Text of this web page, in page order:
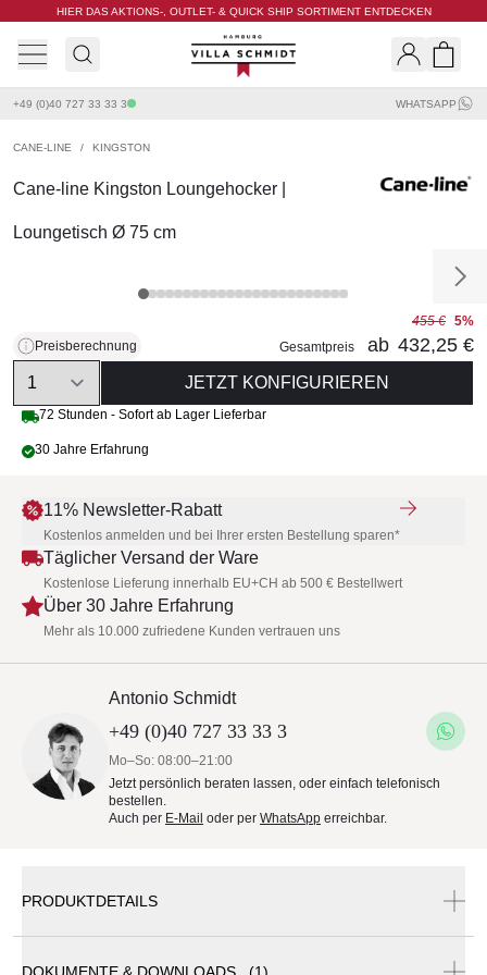
HIER DAS AKTIONS-, OUTLET- & QUICK SHIP SORTIMENT ENTDECKEN
Villa Schmidt
+49 (0)40 727 33 33 3 WHATSAPP
CANE-LINE / KINGSTON
Cane-line Kingston Loungehocker |
Loungetisch Ø 75 cm
Preisberechnung
455 € 5%
Gesamtpreis
ab 432,25 €
Quantity
JETZT KONFIGURIEREN
72 Stunden - Sofort ab Lager Lieferbar
30 Jahre Erfahrung
11% Newsletter-Rabatt
Kostenlos anmelden und bei Ihrer ersten Bestellung sparen*
Täglicher Versand der Ware
Kostenlose Lieferung innerhalb EU+CH ab 500 € Bestellwert
Über 30 Jahre Erfahrung
Mehr als 10.000 zufriedene Kunden vertrauen uns
Antonio Schmidt
+49 (0)40 727 33 33 3
Mo–So: 08:00–21:00
Jetzt persönlich beraten lassen, oder einfach telefonisch
bestellen.
Auch per E-Mail oder per WhatsApp erreichbar.
PRODUKTDETAILS
DOKUMENTE & DOWNLOADS (1)